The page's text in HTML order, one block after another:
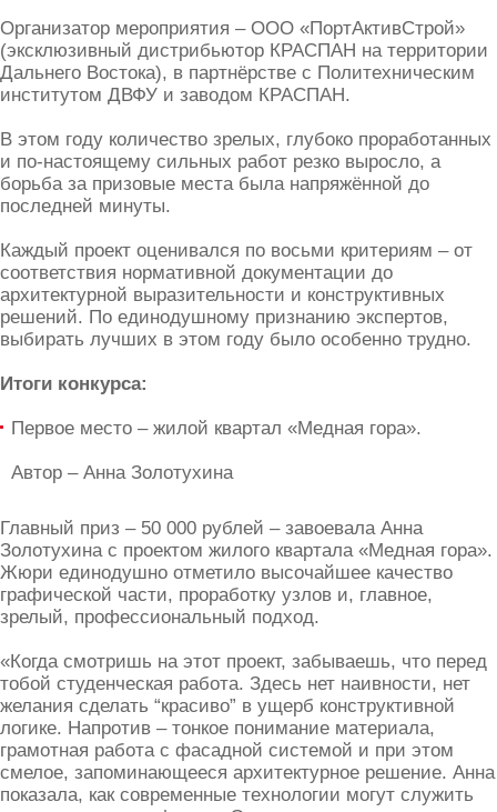
Организатор мероприятия – ООО «ПортАктивСтрой»
(эксклюзивный дистрибьютор КРАСПАН на территории
Дальнего Востока), в партнёрстве с Политехническим
институтом ДВФУ и заводом КРАСПАН.
В этом году количество зрелых, глубоко проработанных
и по-настоящему сильных работ резко выросло, а
борьба за призовые места была напряжённой до
последней минуты.
Каждый проект оценивался по восьми критериям – от
соответствия нормативной документации до
архитектурной выразительности и конструктивных
решений. По единодушному признанию экспертов,
выбирать лучших в этом году было особенно трудно.
Итоги конкурса:
Первое место – жилой квартал «Медная гора».
Автор – Анна Золотухина
Главный приз – 50 000 рублей – завоевала Анна
Золотухина с проектом жилого квартала «Медная гора».
Жюри единодушно отметило высочайшее качество
графической части, проработку узлов и, главное,
зрелый, профессиональный подход.
«Когда смотришь на этот проект, забываешь, что перед
тобой студенческая работа. Здесь нет наивности, нет
желания сделать “красиво” в ущерб конструктивной
логике. Напротив – тонкое понимание материала,
грамотная работа с фасадной системой и при этом
смелое, запоминающееся архитектурное решение. Анна
показала, как современные технологии могут служить